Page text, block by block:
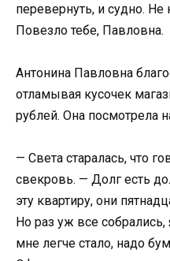
перевернуть, и судно.
Повезло тебе, Павловна.
Антонина Павловна
отламывая кусочек
рублей. Она посмотрела
— Света старалась, что
свекровь. — Долг есть
эту квартиру, они
Но раз уж все собрались,
мне легче стало, надо